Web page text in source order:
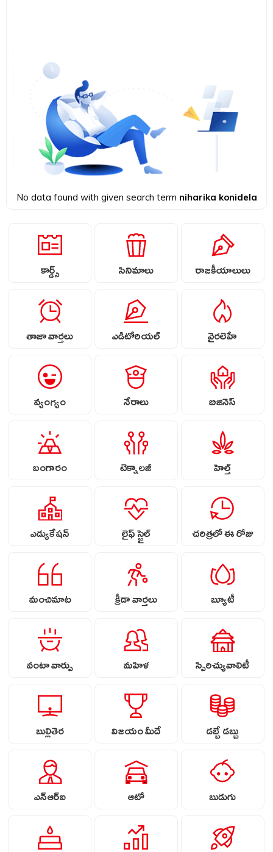
No data found with given search term niharika konidela
కార్డ్స్ సినిమాలు రాజకీయాలులు
తాజా వార్తలు ఎడిటోరియల్ వైరలెహే
వ్యంగ్యం నేరాలు బిజినెస్
బంగారం టెక్నాలజీ హెల్త్
ఎడ్యుకేషన్ లైఫ్ స్టైల్ చరిత్రలో ఈ రోజు
మంచిమాట క్రీడా వార్తలు బ్యూటీ
వంటా వార్పు మహిళ స్పిరిచ్యువాలిటీ
బుల్లితెర విజయం మీదే డబ్బే డబ్బు
ఎన్ఆర్ఐ ఆటో బుడుగు